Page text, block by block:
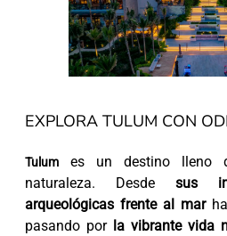
EXPLORA TULUM CON
Tulumes un destino lleno
naturaleza. Desde sus
arqueológicas frente al mar
pasando por la vibrante vida